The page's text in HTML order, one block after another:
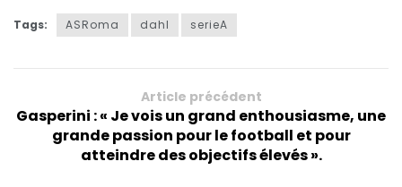
Tags: ASRoma dahl serieA
Article précédent
Gasperini : « Je vois un grand enthousiasme, une
grande passion pour le football et pour
atteindre des objectifs élevés ».